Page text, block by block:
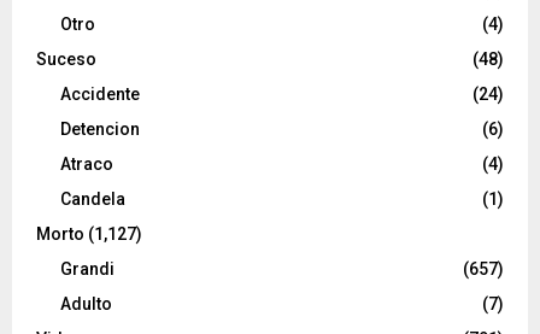
Otro
(4)
Suceso
(48)
Accidente
(24)
Detencion
(6)
Atraco
(4)
Candela
(1)
Morto (1,127)
Grandi
(657)
Adulto
(7)